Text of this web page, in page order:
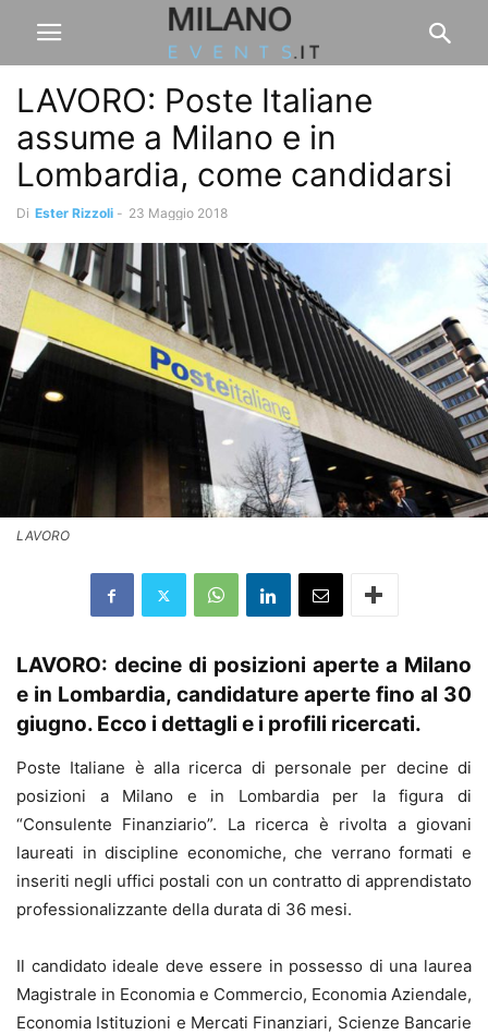
LAVORO: Poste Italiane
assume a Milano e in
Lombardia, come candidarsi
Di Ester Rizzoli - 23 Maggio 2018
LAVORO
LAVORO: decine di posizioni aperte a Milano
e in Lombardia, candidature aperte fino al 30
giugno. Ecco i dettagli e i profili ricercati.
Poste Italiane è alla ricerca di personale per decine di
posizioni a Milano e in Lombardia per la figura di
“Consulente Finanziario”. La ricerca è rivolta a giovani
laureati in discipline economiche, che verrano formati e
inseriti negli uffici postali con un contratto di apprendistato
professionalizzante della durata di 36 mesi.
Il candidato ideale deve essere in possesso di una laurea
Magistrale in Economia e Commercio, Economia Aziendale,
Economia Istituzioni e Mercati Finanziari, Scienze Bancarie